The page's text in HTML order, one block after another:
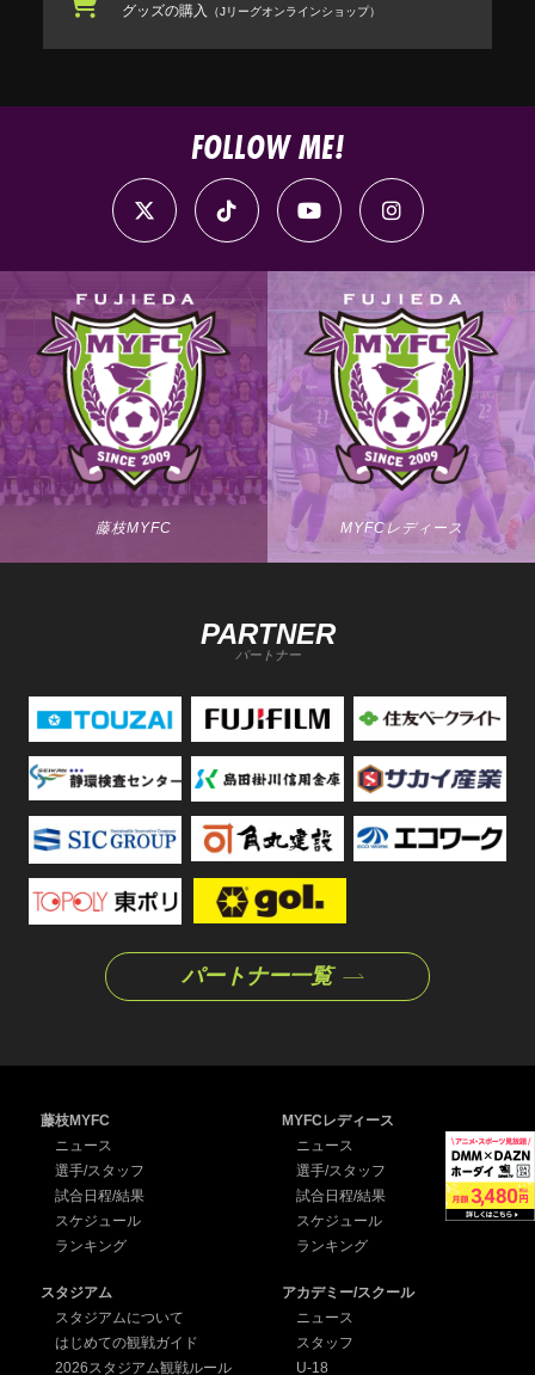
グッズの購入 （Jリーグオンラインショップ）
FOLLOW ME!
藤枝MYFC MYFCレディース
PARTNER
パートナー
パートナー一覧
藤枝MYFC
ニュース
選手/スタッフ
試合日程/結果
スケジュール
ランキング
MYFCレディース
ニュース
選手/スタッフ
試合日程/結果
スケジュール
ランキング
スタジアム
スタジアムについて
はじめての観戦ガイド
2026スタジアム観戦ルール
アカデミー/スクール
ニュース
スタッフ
U-18